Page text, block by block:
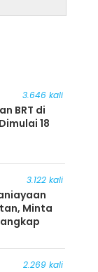
3.646 kali
BRT di
18
3.122 kali
Minta
2.269 kali